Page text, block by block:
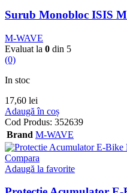
Surub Monobloc ISIS
M-WAVE
Evaluat la 0 din 5
(0)
In stoc
17,60 lei
Adaugă în coș
Cod Produs: 352639
Brand M-WAVE
Compara
Adaugă la favorite